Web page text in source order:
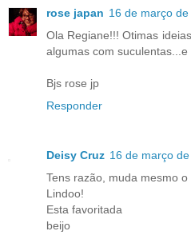
rose japan 16 de março
Ola Regiane!!! Otimas
algumas com
Bjs rose jp
Responder
Deisy Cruz 16 de março
Tens razão, muda mesmo
Lindoo!
Esta favoritada
beijo